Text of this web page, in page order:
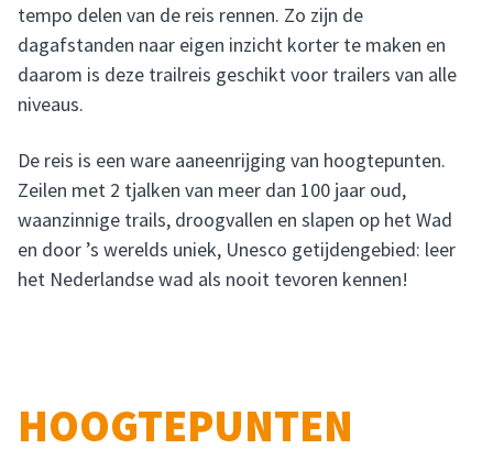
tempo delen van de reis rennen. Zo zijn de
dagafstanden naar eigen inzicht korter te maken en
daarom is deze trailreis geschikt voor trailers van alle
niveaus.
De reis is een ware aaneenrijging van hoogtepunten.
Zeilen met 2 tjalken van meer dan 100 jaar oud,
waanzinnige trails, droogvallen en slapen op het Wad
en door ’s werelds uniek, Unesco getijdengebied: leer
het Nederlandse wad als nooit tevoren kennen!
HOOGTEPUNTEN